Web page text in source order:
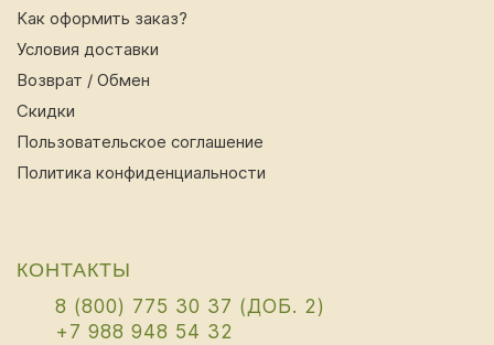
Как оформить заказ?
Условия доставки
Возврат / Обмен
Скидки
Пользовательское соглашение
Политика конфиденциальности
КОНТАКТЫ
8 (800) 775 30 37 (ДОБ. 2)
+7 988 948 54 32